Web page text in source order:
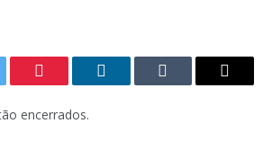
Pinterest LinkedInTumblr
E-
encerrados.